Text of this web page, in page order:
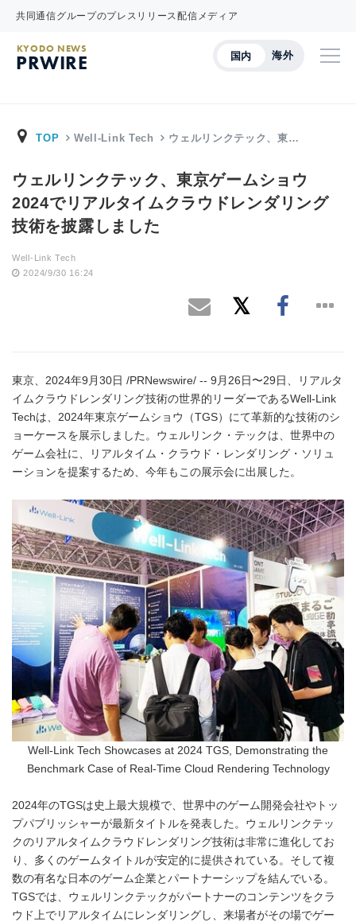
共同通信グループのプレスリリース配信メディア
国内 海外
KYODO NEWS
PRWIRE
TOP Well-Link Tech ウェルリンクテック、東…
ウェルリンクテック、東京ゲームショウ
2024でリアルタイムクラウドレンダリング
技術を披露しました
Well-Link Tech
2024/9/30 16:24
東京、2024年9月30日 /PRNewswire/ -- 9月26日〜29日、リアルタ
イムクラウドレンダリング技術の世界的リーダーであるWell-Link
Techは、2024年東京ゲームショウ（TGS）にて革新的な技術のシ
ョーケースを展示しました。ウェルリンク・テックは、世界中の
ゲーム会社に、リアルタイム・クラウド・レンダリング・ソリュ
ーションを提案するため、今年もこの展示会に出展した。
Well-Link Tech Showcases at 2024 TGS, Demonstrating the
Benchmark Case of Real-Time Cloud Rendering Technology
2024年のTGSは史上最大規模で、世界中のゲーム開発会社やトッ
プパブリッシャーが最新タイトルを発表した。ウェルリンクテッ
クのリアルタイムクラウドレンダリング技術は非常に進化してお
り、多くのゲームタイトルが安定的に提供されている。そして複
数の有名な日本のゲーム企業とパートナーシップを結んでいる。
TGSでは、ウェルリンクテックがパートナーのコンテンツをクラ
ウド上でリアルタイムにレンダリングし、来場者がその場でゲー